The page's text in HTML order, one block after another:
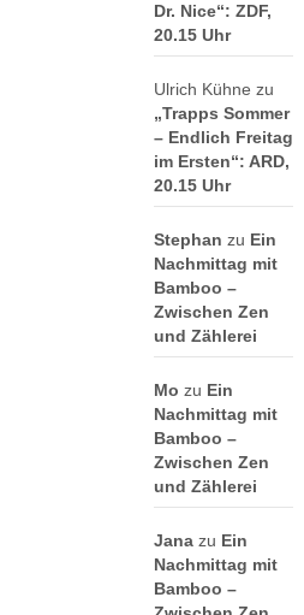
Dr. Nice“: ZDF,
20.15 Uhr
Ulrich Kühne zu
„Trapps Sommer
– Endlich Freitag
im Ersten“: ARD,
20.15 Uhr
Stephan zu Ein
Nachmittag mit
Bamboo –
Zwischen Zen
und Zählerei
Mo zu Ein
Nachmittag mit
Bamboo –
Zwischen Zen
und Zählerei
Janazu Ein
Nachmittag mit
Bamboo –